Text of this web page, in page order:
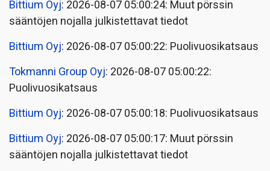
Bittium Oyj: 2026-08-07 05:00:24: Muut pörssin
sääntöjen nojalla julkistettavat tiedot
Bittium Oyj: 2026-08-07 05:00:22: Puolivuosikatsaus
Tokmanni Group Oyj: 2026-08-07 05:00:22:
Puolivuosikatsaus
Bittium Oyj: 2026-08-07 05:00:18: Puolivuosikatsaus
Bittium Oyj: 2026-08-07 05:00:17: Muut pörssin
sääntöjen nojalla julkistettavat tiedot